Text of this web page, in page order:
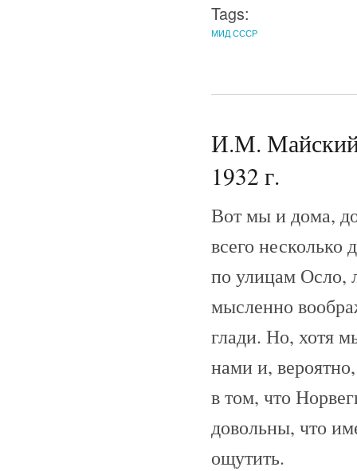
Tags:
МИД СССР
И.М. Майский
1932 г.
Вот мы и дома,
всего несколько
по улицам Осло,
мысленно
глади. Но, хотя
нами и,
в том, что
довольны, что
ощутить.